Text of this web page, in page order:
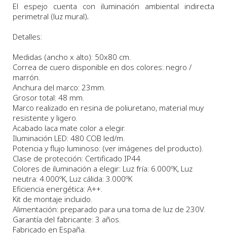
El espejo cuenta con iluminación ambiental indirecta
perimetral (luz mural).
Detalles:
Medidas (ancho x alto): 50x80 cm.
Correa de cuero disponible en dos colores: negro /
marrón.
Anchura del marco: 23mm.
Grosor total: 48 mm.
Marco realizado en resina de poliuretano, material muy
resistente y ligero.
Acabado laca mate color a elegir.
Iluminación LED: 480 COB led/m.
Potencia y flujo luminoso: (ver imágenes del producto).
Clase de protección: Certificado IP44.
Colores de iluminación a elegir: Luz fría: 6.000ºK, Luz
neutra: 4.000ºK, Luz cálida: 3.000ºK
Eficiencia energética: A++.
Kit de montaje incluido.
Alimentación: preparado para una toma de luz de 230V.
Garantía del fabricante: 3 años.
Fabricado en España.